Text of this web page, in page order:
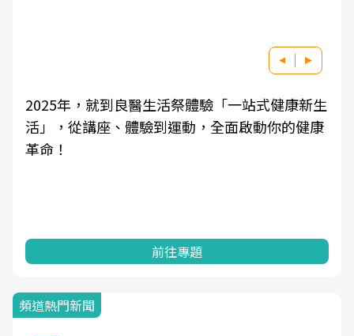
2025年，就到良醫生活祭體驗「一站式健康新生
活」，從講座、體驗到運動，全面啟動你的健康
革命！
前往專題
頻道熱門新聞